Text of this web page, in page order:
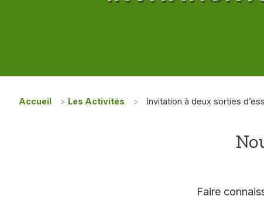
Accueil > Les Activités > Invitation à deux sorties
Faire